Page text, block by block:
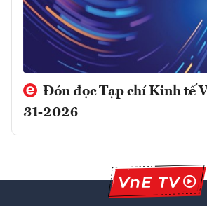
Đón đọc Tạp chí Kinh tế
31-2026